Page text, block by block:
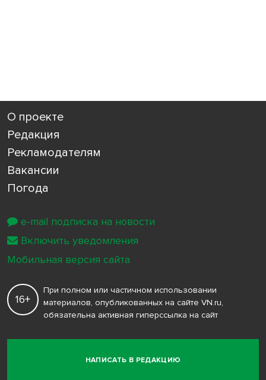
О проекте
Редакция
Рекламодателям
Вакансии
Погода
НАПИСАТЬ В РЕДАКЦИЮ
16+
При полном или частичном использовании
материалов, опубликованных на сайте VN.ru,
обязательна активная гиперссылка на сайт
e-mail подписка на новости
Включить уведомления
Мобильная версия сайта